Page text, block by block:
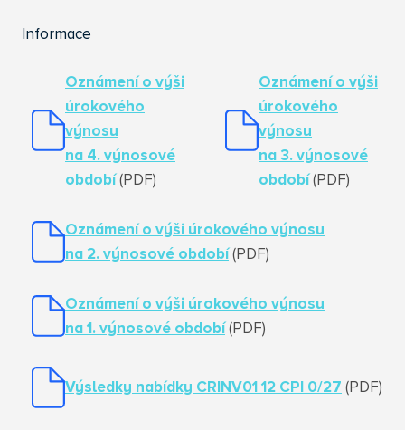
Informace
Oznámení o výši
úrokového
výnosu
na 4. výnosové
období (PDF)
Oznámení o výši
úrokového
výnosu
na 3. výnosové
období (PDF)
Oznámení o výši úrokového výnosu
na 2. výnosové období (PDF)
Oznámení o výši úrokového výnosu
na 1. výnosové období (PDF)
Výsledky nabídky CRINV01 12 CPI 0/27 (PDF)